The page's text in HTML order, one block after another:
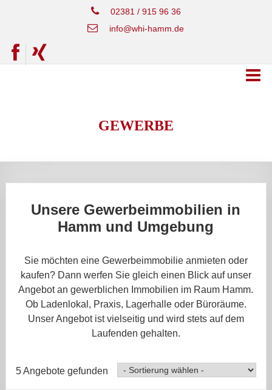
02381 / 915 96 36
info@whi-hamm.de
GEWERBE
Unsere Gewerbeimmobilien in
Hamm und Umgebung
Sie möchten eine Gewerbeimmobilie anmieten oder
kaufen? Dann werfen Sie gleich einen Blick auf unser
Angebot an gewerblichen Immobilien im Raum Hamm.
Ob Ladenlokal, Praxis, Lagerhalle oder Büroräume.
Unser Angebot ist vielseitig und wird stets auf dem
Laufenden gehalten.
5 Angebote gefunden